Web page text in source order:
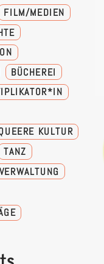
FILM/MEDIEN
BÜCHEREI
KULTUR
TANZ
VERWALTUNG